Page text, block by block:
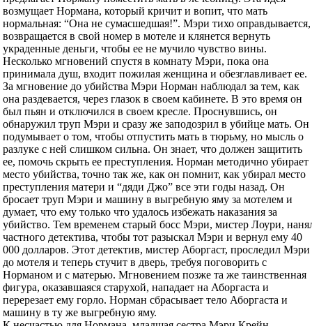
возмущает Нормана, который кричит и вопит, что мать
нормальная: “Она не сумасшедшая!”. Мэри тихо оправдывается,
возвращается в свой номер в мотеле и клянется вернуть
украденные деньги, чтобы ее не мучило чувство вины.
Несколько мгновений спустя в комнату Мэри, пока она
принимала душ, входит пожилая женщина и обезглавливает ее.
За мгновение до убийства Мэри Норман наблюдал за тем, как
она раздевается, через глазок в своем кабинете. В это время он
был пьян и отключился в своем кресле. Проснувшись, он
обнаружил труп Мэри и сразу же заподозрил в убийце мать. Он
подумывает о том, чтобы отпустить мать в тюрьму, но мысль о
разлуке с ней слишком сильна. Он знает, что должен защитить
ее, помочь скрыть ее преступления. Норман методично убирает
место убийства, точно так же, как он помнит, как убирал место
преступления матери и “дяди Джо” все эти годы назад. Он
бросает труп Мэри и машину в выгребную яму за мотелем и
думает, что ему только что удалось избежать наказания за
убийство. Тем временем старый босс Мэри, мистер Лоури,
частного детектива, чтобы тот разыскал Мэри и вернул ему 40
000 долларов. Этот детектив, мистер Аборгаст, проследил Мэри
до мотеля и теперь стучит в дверь, требуя поговорить с
Норманом и с матерью. Мгновением позже та же таинственная
фигура, оказавшаяся старухой, нападает на Аборгаста и
перерезает ему горло. Норман сбрасывает тело Аборгаста и
машину в ту же выгребную яму.